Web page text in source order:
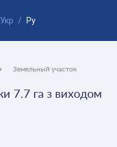
Укр / Ру
Земельный участок
7.7 га з виходом